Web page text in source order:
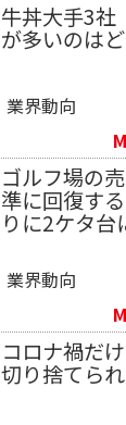
牛丼大手3
が多いのは
業界動向
ゴルフ場の
準に回復す
りに2ケタ台
業界動向
コロナ禍だ
切り捨てら